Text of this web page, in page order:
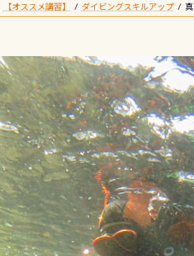
【オススメ講習】 ダイビングスキルアップ